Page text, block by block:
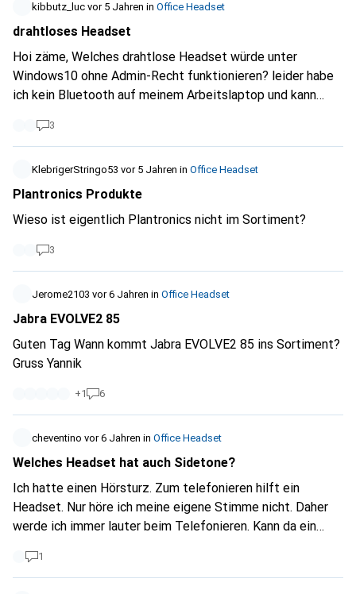
oft zwei Personen sprechen. Welches Gerät empfehlt Ihr
hier?
kibbutz_luc vor 5 Jahren in Office Headset
drahtloses Headset
Hoi zäme, Welches drahtlose Headset würde unter
Windows10 ohne Admin-Recht funktionieren? leider habe
ich kein Bluetooth auf meinem Arbeitslaptop und kann
3
KlebrigerStringo53 vor 5 Jahren in Office Headset
Plantronics Produkte
Wieso ist eigentlich Plantronics nicht im Sortiment?
3
Jerome2103 vor 6 Jahren in Office Headset
Jabra EVOLVE2 85
Guten Tag Wann kommt Jabra EVOLVE2 85 ins Sortiment?
Gruss Yannik
+1 6
cheventino vor 6 Jahren in Office Headset
Welches Headset hat auch Sidetone?
Ich hatte einen Hörsturz. Zum telefonieren hilft ein
Headset. Nur höre ich meine eigene Stimme nicht. Daher
werde ich immer lauter beim Telefonieren. Kann da ein
1